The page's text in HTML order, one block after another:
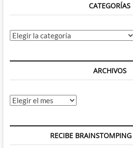
CATEGORÍAS
Categorías
ARCHIVOS
Archivos
RECIBE